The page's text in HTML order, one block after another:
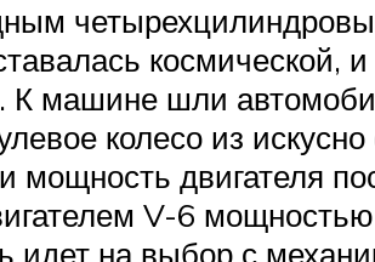
космической,
К машине шли
колесо из искусно
мощность двигателя
V-6
на выбор с